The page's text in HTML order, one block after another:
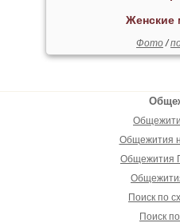
Женские
Фото/
Общежития
Общежития
Поиск по
Поиск